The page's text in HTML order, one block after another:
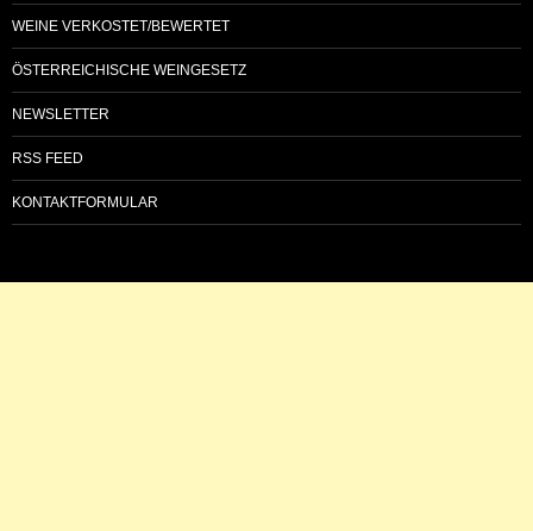
WEINE VERKOSTET/BEWERTET
ÖSTERREICHISCHE WEINGESETZ
NEWSLETTER
RSS FEED
KONTAKTFORMULAR